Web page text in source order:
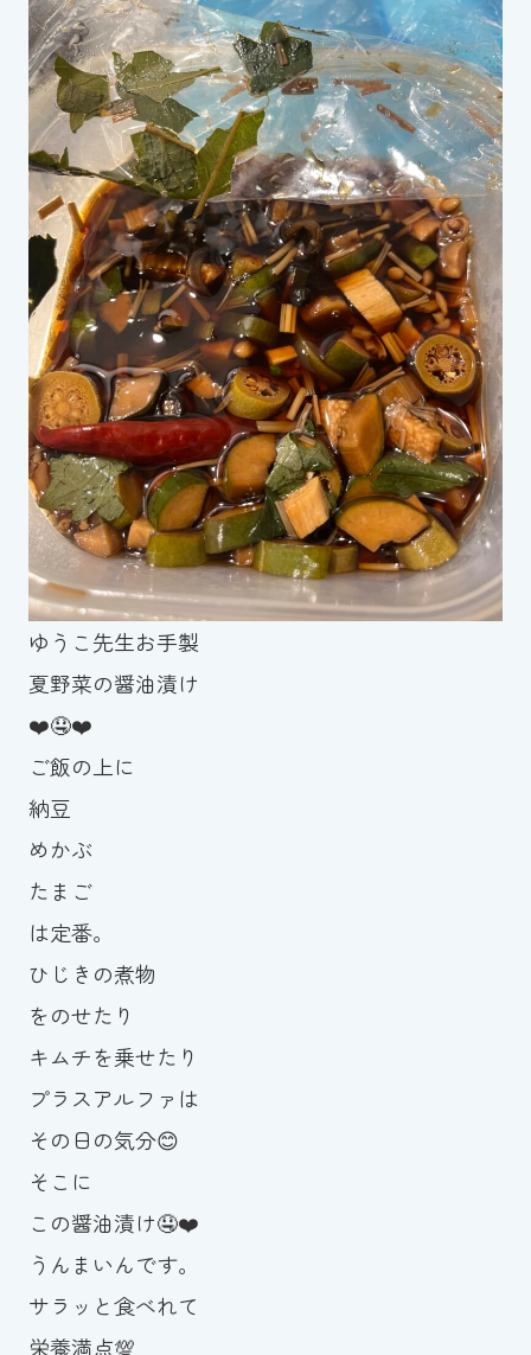
ゆうこ先生お手製
夏野菜の醤油漬け
❤️🤤❤️
ご飯の上に
納豆
めかぶ
たまご
は定番。
ひじきの煮物
をのせたり
キムチを乗せたり
プラスアルファは
その日の気分😊
そこに
この醤油漬け🤤❤️
うんまいんです。
サラッと食べれて
栄養満点💯